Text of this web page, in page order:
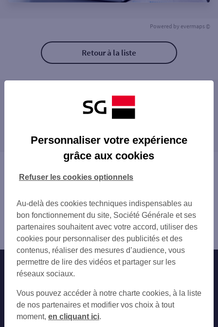
Powered by evermaps ©
Retour à la liste
Les distributeurs/automates à proximité
DRANCY 2 RUE DU 8 MAI 1945
DRANCY BLANQUI
BOBIGNY 11 PROMENADE JEAN ROSTAND
LE BLANC MESNIL
BONDY VARAGNAT
BONDY VARAGNAT
LE BOURGET EXPOS 2
BONDY
LA COURNEUVE 54 AV PAUL VAILLANT CO
LA COURNEUVE
NOISY LE SEC
AULNAY SOUS BOIS 29 BD DE STRASBOUR
AULNAY SOUS BOIS 29 BD DE STRASBOUR
AULNAY SOUS BOIS 7 BD DE STRASBOURG
BONDY 1 RUE DE LA LIBERTE
proximité
LE BLANC-MESNIL
LE BOURGET
ROMAINVILLE
PANTIN
LES PAVILLONS-SOUS-BOIS
AULNAY-SOUS-BOIS
DUGNY
LA COURNEUVE
LE PRÉ-SAINT-GERVAIS
AUBERVILLIERS
LES LILAS
LE RAINCY
Vous êtes ici : Accueil
Trouver une agence bancaire
Seine-Saint-Denis
Drancy
Distributeur/automate DRANCY 125 AV HENRI
BARBUSSE
Nos engagements Nous contacter
Autres sites SG
Professionnels
Entreprises
Personnaliser votre expérience
grâce aux cookies
Au-delà des cookies techniques indispensables au
bon fonctionnement du site, Société Générale et ses
partenaires souhaitent avec votre accord, utiliser des
cookies pour personnaliser des publicités et des
contenus, réaliser des mesures d’audience, vous
permettre de lire des vidéos et partager sur les
réseaux sociaux.
Vous pouvez accéder à notre charte cookies, à la liste
de nos partenaires et modifier vos choix à tout
moment, en cliquant ici.
Refuser les cookies optionnels